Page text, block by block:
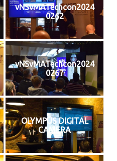
vNSvMATechcon2024
0262
vNSvMATechcon2024
0267
OLYMPUS DIGITAL
CAMERA